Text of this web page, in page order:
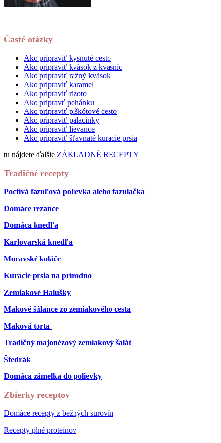
Časté otázky
Ako pripraviť kysnuté cesto
Ako pripraviť kvások z kvasníc
Ako pripraviť ražný kvások
Ako pripraviť karamel
Ako pripraviť rizoto
Ako pripravť pohánku
Ako pripraviť piškótové cesto
Ako pripraviť palacinky
Ako pripraviť lievance
Ako pripraviť šťavnaté kuracie prsia
tu nájdete ďalšie ZÁKLADNÉ RECEPTY
Tradičné recepty
Poctivá fazuľová polievka alebo fazulačka
Domáce rezance
Domáca knedľa
Karlovarská knedľa
Moravské koláče
Kuracie prsia na prírodno
Zemiakové Halušky
Makové šúlance zo zemiakového cesta
Maková torta
Tradičný majonézový zemiakový šalát
Štedrák
Domáca zámelka do polievky
Zbierky receptov
Domáce recepty z bežných surovín
Recepty plné proteínov